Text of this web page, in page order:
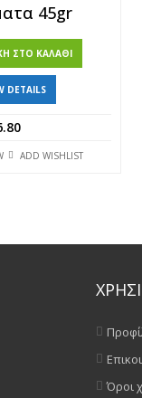
45gr
ΣΤΟ ΚΑΛΆΘΙ
DETAILS
ADD WISHLIST
Όροι